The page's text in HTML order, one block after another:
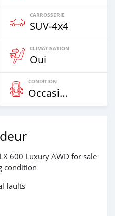
CARROSSERIE
SUV‒4x4
CLIMATISATION
Oui
CONDITION
Occasion
600 Luxury AWD for sale
condition
faults